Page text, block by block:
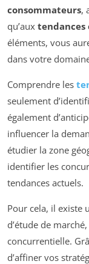
consommateurs,
qu’aux tendances
éléments, vous
dans votre
Comprendre les
seulement
également
influencer la
étudier la zone
identifier les
tendances actuels.
Pour cela, il existe
d’étude de
concurrentielle.
d’affiner vos